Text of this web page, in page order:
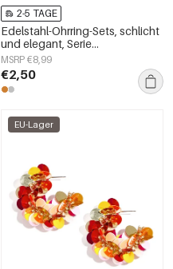
2-5 TAGE
Edelstahl-Ohrring-Sets, schlicht
und elegant, Serie
„Damenschmuck“
MSRP €8,99
€2,50
EU-Lager